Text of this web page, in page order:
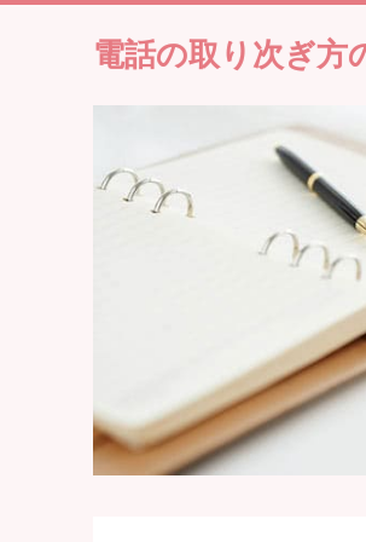
電話の取り次ぎ方